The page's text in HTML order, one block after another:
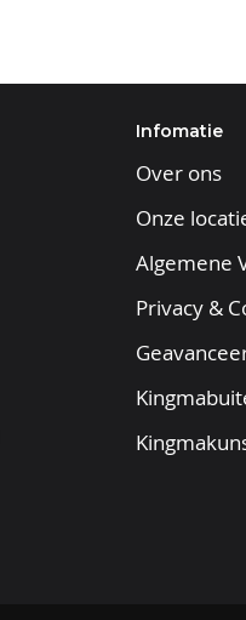
Infomatie
Over ons
Onze
Algemene
Privacy &